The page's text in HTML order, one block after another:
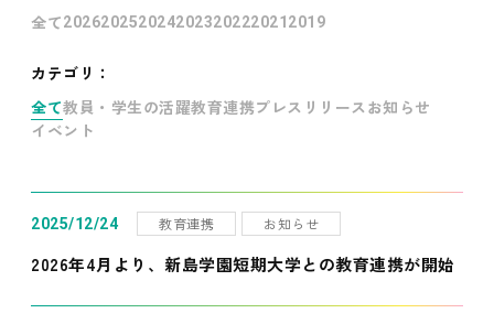
全て202620252024202320222021 2019
カテゴリ：
全て教員・学生の活躍教育連携プレスリリース お知らせ
イベント
2025/12/24 教育連携 お知らせ
2026年4月より、新島学園短期大学との教育連携が開始